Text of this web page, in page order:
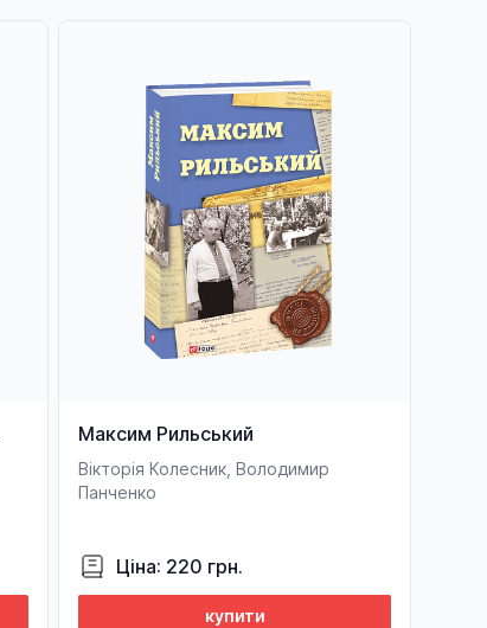
Максим Рильський
Вікторія Колесник, Володимир
Панченко
Ціна: 220 грн.
купити